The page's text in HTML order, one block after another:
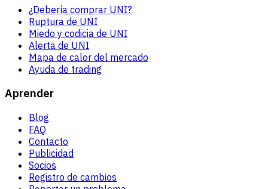
¿Debería comprar UNI?
Ruptura de UNI
Miedo y codicia de UNI
Alerta de UNI
Mapa de calor del mercado
Ayuda de trading
Aprender
Blog
FAQ
Contacto
Publicidad
Socios
Registro de cambios